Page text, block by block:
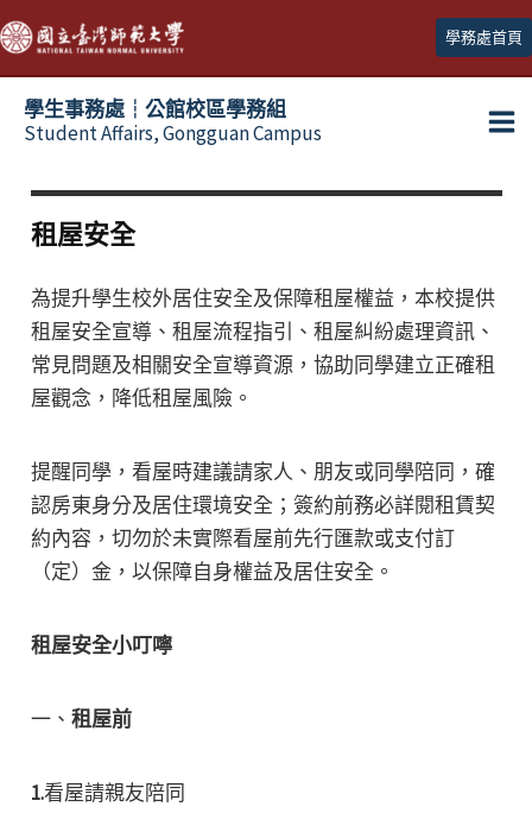
跳
至
主
學務處首頁
學生事務處┆公館校區學務組
Student Affairs, Gongguan Campus
租屋安全
為提升學生校外居住安全及保障租屋權益，本校提供
租屋安全宣導、租屋流程指引、租屋糾紛處理資訊、
常見問題及相關安全宣導資源，協助同學建立正確租
屋觀念，降低租屋風險。
提醒同學，看屋時建議請家人、朋友或同學陪同，確
認房東身分及居住環境安全；簽約前務必詳閱租賃契
約內容，切勿於未實際看屋前先行匯款或支付訂
（定）金，以保障自身權益及居住安全。
租屋安全小叮嚀
一、 租屋前
1.看屋請親友陪同